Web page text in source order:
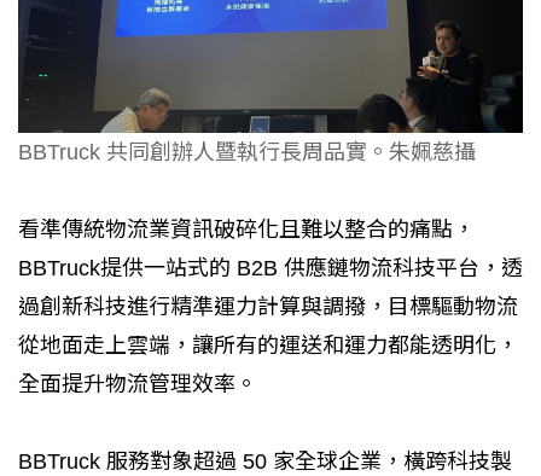
BBTruck 共同創辦人暨執行長周品實。朱姵慈攝
看準傳統物流業資訊破碎化且難以整合的痛點，
BBTruck提供一站式的 B2B 供應鏈物流科技平台，透
過創新科技進行精準運力計算與調撥，目標驅動物流
從地面走上雲端，讓所有的運送和運力都能透明化，
全面提升物流管理效率。
BBTruck 服務對象超過 50 家全球企業，橫跨科技製